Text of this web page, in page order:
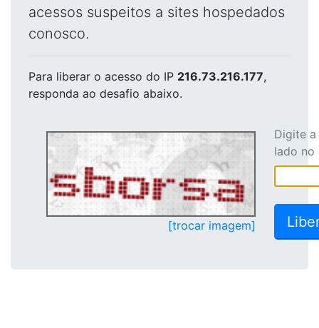
acessos suspeitos a sites hospedados
conosco.
Para liberar o acesso do IP 216.73.216.177,
responda ao desafio abaixo.
[trocar imagem]
Digite
lado no